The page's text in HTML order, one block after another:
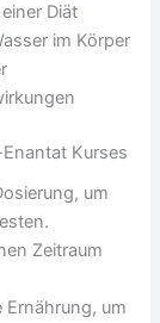
Diät
im Körper
Kurses
um
Zeitraum
Ernährung, um